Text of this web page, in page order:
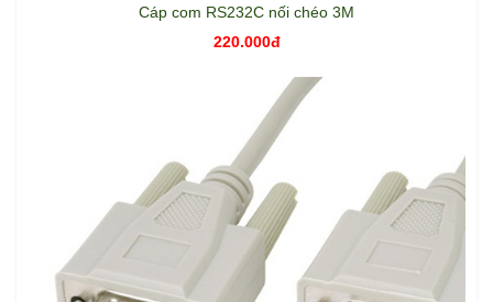
Cáp com RS232C nối chéo 3M
220.000đ